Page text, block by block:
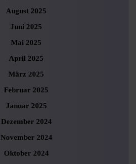
August 2025
Juni 2025
Mai 2025
April 2025
März 2025
Februar 2025
Januar 2025
Dezember 2024
November 2024
Oktober 2024